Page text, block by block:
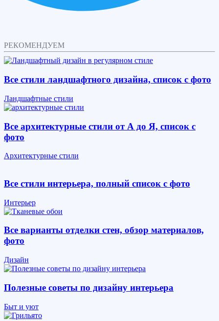
РЕКОМЕНДУЕМ
Все стили ландшафтного дизайна, список с фото
Ландшафтные стили
Все архитектурные стили от А до Я, список с
фото
Архитектурные стили
Все стили интерьера, полный список с фото
Интерьер
Все варианты отделки стен, обзор материалов,
фото
Дизайн
Полезные советы по дизайну интерьера
Быт и уют